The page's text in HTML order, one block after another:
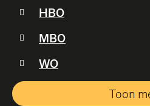
HBO
MBO
WO
Toon